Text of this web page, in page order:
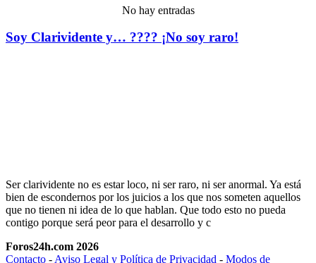
No hay entradas
Soy Clarividente y… ???? ¡No soy raro!
Ser clarividente no es estar loco, ni ser raro, ni ser anormal. Ya está
bien de escondernos por los juicios a los que nos someten aquellos
que no tienen ni idea de lo que hablan. Que todo esto no pueda
contigo porque será peor para el desarrollo y c
Foros24h.com 2026
Contacto - Aviso Legal y Política de Privacidad - Modos de